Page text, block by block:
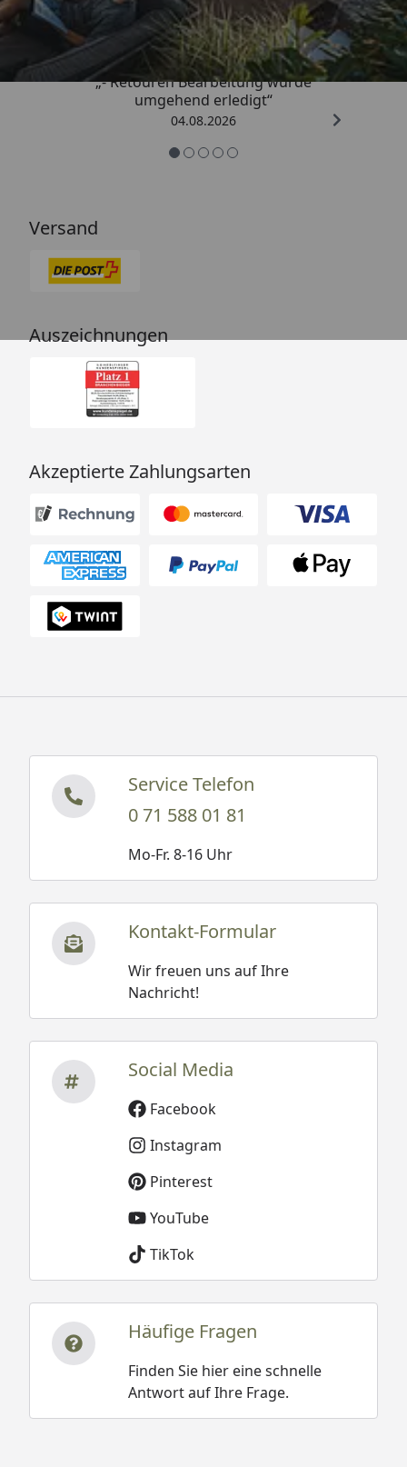
4,81/ 5
„- Retouren Bearbeitung wurde
umgehend erledigt“
04.08.2026
Versand
Auszeichnungen
Akzeptierte Zahlungsarten
Service Telefon
0 71 588 01 81
Mo-Fr. 8-16 Uhr
Kontakt-Formular
Wir freuen uns auf Ihre
Nachricht!
Social Media
Facebook
Instagram
Pinterest
YouTube
TikTok
Häufige Fragen
Finden Sie hier eine schnelle
Antwort auf Ihre Frage.